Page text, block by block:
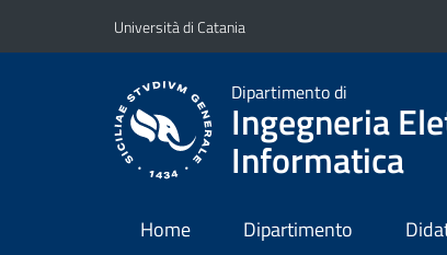
Vai al contenuto principale
Vai al menu di navigazione
Università di Catania
Dipartimento di
Ingegneria
Informatica
Home Dipartimento